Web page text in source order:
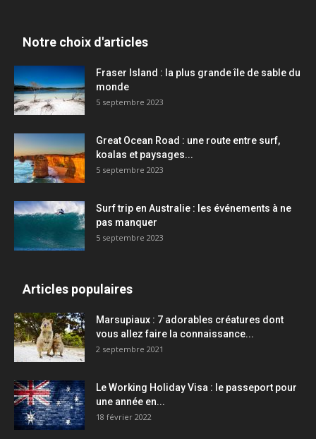
Notre choix d'articles
Fraser Island : la plus grande île de sable du
monde
5 septembre 2023
Great Ocean Road : une route entre surf,
koalas et paysages...
5 septembre 2023
Surf trip en Australie : les événements à ne
pas manquer
5 septembre 2023
Articles populaires
Marsupiaux : 7 adorables créatures dont
vous allez faire la connaissance...
2 septembre 2021
Le Working Holiday Visa : le passeport pour
une année en...
18 février 2022